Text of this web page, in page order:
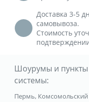
Доставка 3-5
самовывоза.
Стоимость
Шоурумы и
системы:
Пермь, Комсомольский